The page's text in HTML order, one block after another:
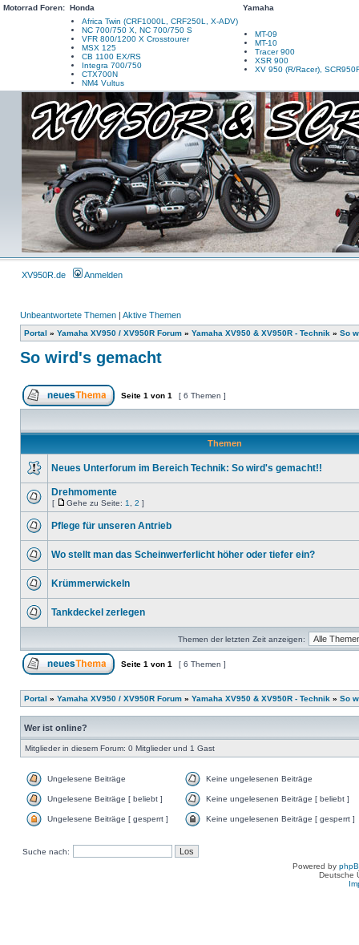
Motorrad Foren: Honda
Yamaha
Africa Twin (CRF1000L, CRF250L, X-ADV)
NC 700/750 X, NC 700/750 S
VFR 800/1200 X Crosstourer
MSX 125
CB 1100 EX/RS
Integra 700/750
CTX700N
NM4 Vultus
MT-09
MT-10
Tracer 900
XSR 900
XV 950 (R/Racer),
XV950R.de Anmelden
Unbeantwortete Themen | Aktive Themen
Portal » Yamaha XV950 / XV950R Forum » Yamaha XV950 & XV950R - Technik » So
So wird's gemacht
Seite 1 von 1 [ 6 Themen ]
Themen
Neues Unterforum im Bereich Technik: So wird's gemacht!!
Drehmomente
[ Gehe zu Seite: 1 2 ]
Pflege für unseren Antrieb
Wo stellt man das Scheinwerferlicht höher oder tiefer ein?
Krümmerwickeln
Tankdeckel zerlegen
Themen der letzten Zeit anzeigen:
Seite 1 von 1 [ 6 Themen ]
Portal » Yamaha XV950 / XV950R Forum » Yamaha XV950 & XV950R - Technik » So
Wer ist online?
Mitglieder in diesem Forum: 0 Mitglieder und 1 Gast
Ungelesene Beiträge Keine ungelesenen Beiträge
Ungelesene Beiträge [ beliebt ] Keine ungelesenen Beiträge [ beliebt ]
Ungelesene Beiträge [ gesperrt ] Keine ungelesenen Beiträge [ gesperrt ]
Suche nach:
Powered by
Deutsche